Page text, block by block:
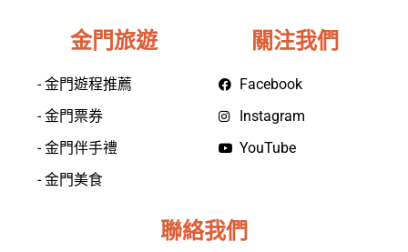
金門旅遊
- 金門遊程推薦
- 金門票券
- 金門伴手禮
- 金門美食
關注我們
Facebook
Instagram
YouTube
聯絡我們